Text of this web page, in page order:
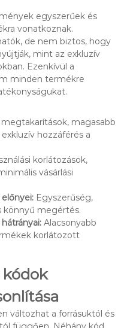
egyszerűek és
vonatkoznak.
de nem biztos, hogy
mint az exkluzív
Ezenkívül a
minden termékre
magasabb
hozzáférés a
korlátozások,
vásárlási
Egyszerűség,
könnyű megértés.
Alacsonyabb
korlátozott
változhat a forrásuktól és